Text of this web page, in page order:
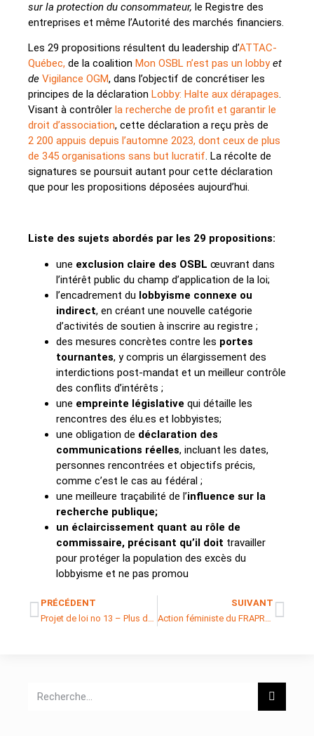
sur la protection du consommateur, le Registre des
entreprises et même l’Autorité des marchés financiers.
Les 29 propositions résultent du leadership d’ATTAC-
Québec, de la coalition Mon OSBL n’est pas un lobbyet
de Vigilance OGM, dans l’objectif de concrétiser les
principes de la déclaration Lobby: Halte aux dérapages.
Visant à contrôler la recherche de profit et garantir le
droit d’association, cette déclaration a reçu près de
2 200 appuis depuis l’automne 2023, dont ceux de plus
de 345 organisations sans but lucratif. La récolte de
signatures se poursuit autant pour cette déclaration
que pour les propositions déposées aujourd’hui.
Liste des sujets abordés par les 29 propositions:
une exclusion claire des OSBL œuvrant dans
l’intérêt public du champ d’application de la loi;
l’encadrement du lobbyisme connexe ou
indirect, en créant une nouvelle catégorie
d’activités de soutien à inscrire au registre ;
des mesures concrètes contre les portes
tournantes, y compris un élargissement des
interdictions post-mandat et un meilleur contrôle
des conflits d’intérêts ;
une empreinte législative qui détaille les
rencontres des élu.es et lobbyistes;
une obligation de déclaration des
communications réelles, incluant les dates,
personnes rencontrées et objectifs précis,
comme c’est le cas au fédéral ;
une meilleure traçabilité de l’influence sur la
recherche publique;
un éclaircissement quant au rôle de
commissaire, précisant qu’il doit travailler
pour protéger la population des excès du
lobbyisme et ne pas promou
PRÉCÉDENT
SUIVANT